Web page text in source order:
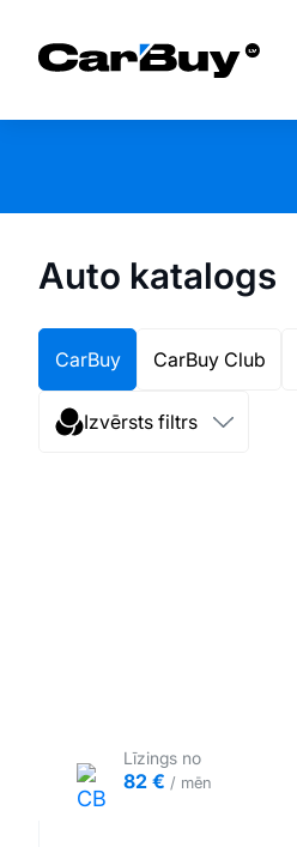
Auto katalogs
CarBuy CarBuy Club
Izvērsts filtrs
Līzings no
82 € / mēn